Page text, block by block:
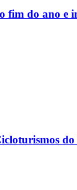
fim do ano e
do